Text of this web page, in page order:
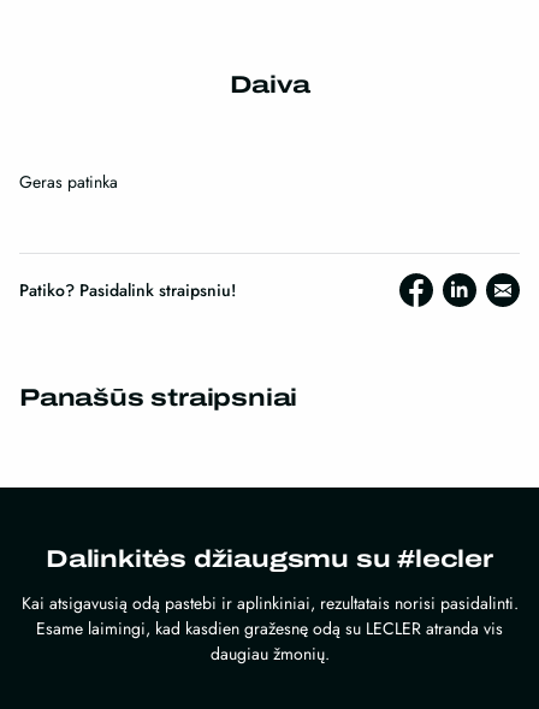
Daiva
Geras patinka
Patiko? Pasidalink straipsniu!
Panašūs straipsniai
Dalinkitės džiaugsmu su #lecler
Kai atsigavusią odą pastebi ir aplinkiniai, rezultatais norisi pasidalinti.
Esame laimingi, kad kasdien gražesnę odą su LECLER atranda vis
daugiau žmonių.